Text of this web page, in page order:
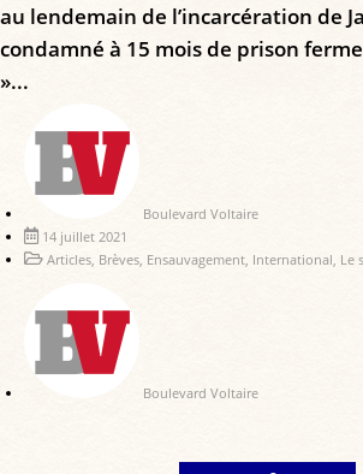
au lendemain de l’incarcération de
condamné à 15 mois de prison
»...
Boulevard Voltaire
14 juillet 2021
Articles, Brèves, Ensauvagement, International, Le
Boulevard Voltaire